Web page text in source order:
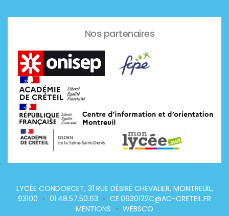
Nos partenaires
LYCÉE CONDORCET, 31 RUE DÉSIRÉ CHEVALIER, MONTREUIL,
93100 • 01.48.57.50.63 • CE.0930122C@AC-CRETEIL.FR
MENTIONS • WEBSCO